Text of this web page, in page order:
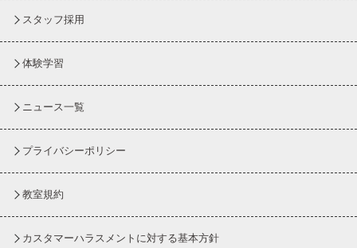
スタッフ採用
体験学習
ニュース一覧
プライバシーポリシー
教室規約
カスタマーハラスメントに対する基本方針